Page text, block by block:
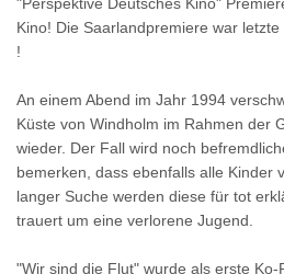
Kino! Die Saarlandpremiere war
!
An einem Abend im Jahr 1994
Küste von Windholm im Rahmen der
wieder. Der Fall wird noch
bemerken, dass ebenfalls alle Kinder
langer Suche werden diese für tot
trauert um eine verlorene Jugend.
"Wir sind die Flut" wurde als erste